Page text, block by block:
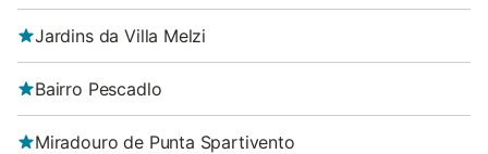
Jardins da Villa Melzi
Bairro Pescadlo
Miradouro de Punta Spartivento